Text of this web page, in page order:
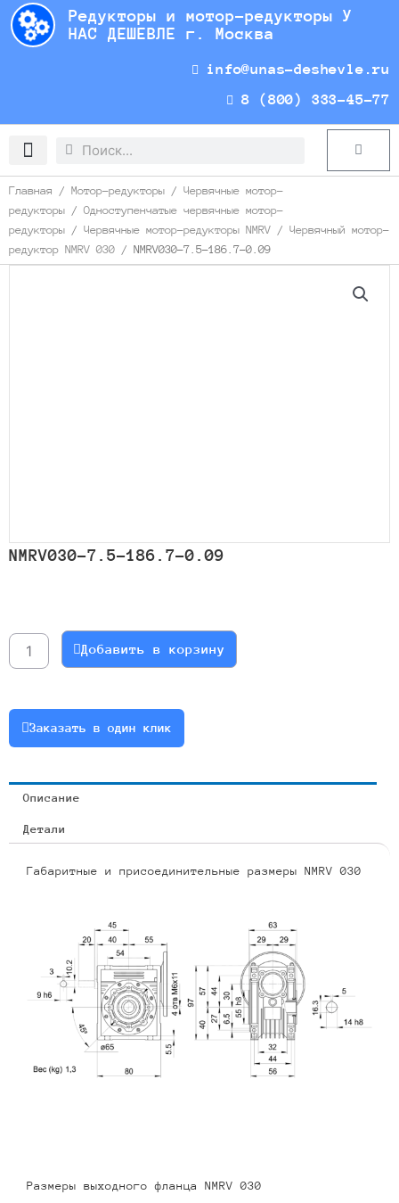
Перейти
содержимому
Редукторы и мотор-редукторы У
НАС ДЕШЕВЛЕ г. Москва
info@unas-deshevle.ru
8 (800) 333-45-77
Search
Search Cart
Главная / Мотор-редукторы / Червячные мотор-
редукторы / Одноступенчатые червячные мотор-
редукторы / Червячные мотор-редукторы NMRV / Червячный мотор-
редуктор NMRV 030 / NMRV030-7.5-186.7-0.09
NMRV030-7.5-186.7-0.09
NMRV030-
7.5-
Добавить в корзину
Заказать в один клик
Описание
Детали
Габаритные и присоединительные размеры NMRV 030
Размеры выходного фланца NMRV 030